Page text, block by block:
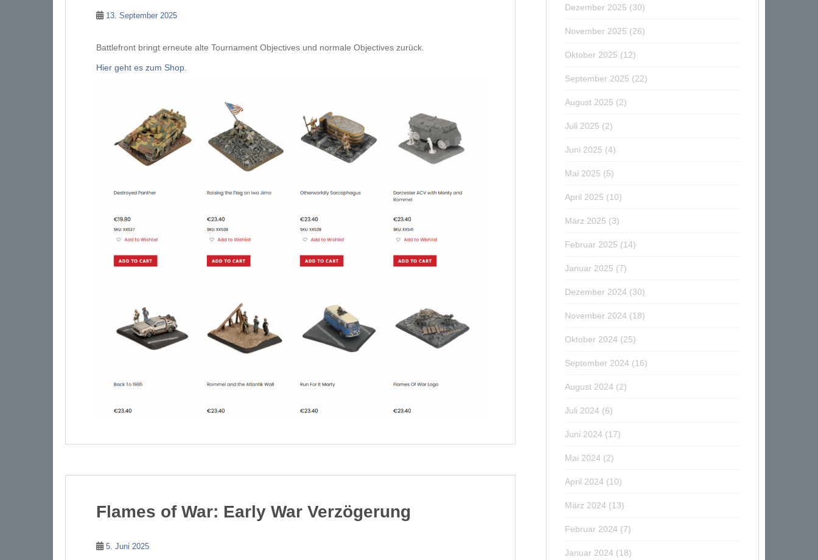
13. September 2025
Battlefront bringt erneute alte Tournament Objectives und normale Objectives zurück.
Hier geht es zum Shop.
Flames of War: Early War Verzögerung
5. Juni 2025
Dezember 2025 (30)
November 2025 (26)
Oktober 2025 (12)
September 2025 (22)
August 2025 (2)
Juli 2025 (2)
Juni 2025 (4)
Mai 2025 (5)
April 2025 (10)
März 2025 (3)
Februar 2025 (14)
Januar 2025 (7)
Dezember 2024 (30)
November 2024 (18)
Oktober 2024 (25)
September 2024 (16)
August 2024 (2)
Juli 2024 (6)
Juni 2024 (17)
Mai 2024 (2)
April 2024 (10)
März 2024 (13)
Februar 2024 (7)
Januar 2024 (18)